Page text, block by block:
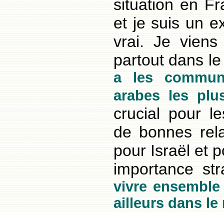
situation en
et je suis un
vrai. Je
partout dans
a les
arabes les
crucial pour
de bonnes
pour Israël et
importance
vivre
ailleurs dans le